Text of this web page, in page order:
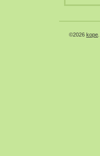
©2026 kope